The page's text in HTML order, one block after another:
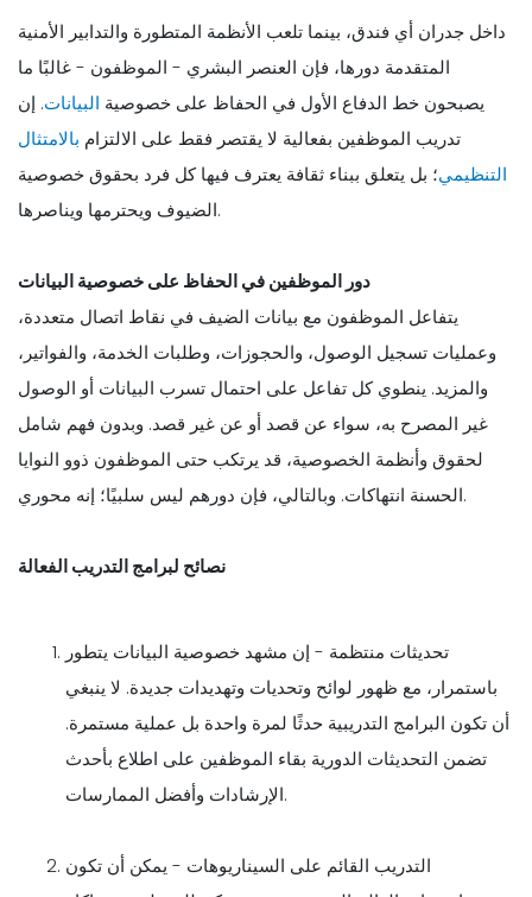
داخل جدران أي فندق، بينما تلعب الأنظمة المتطورة والتدابير الأمنية
المتقدمة دورها، فإن العنصر البشري - الموظفون - غالبًا ما
يصبحون خط الدفاع الأول في الحفاظ على خصوصية البيانات. إن
تدريب الموظفين بفعالية لا يقتصر فقط على الالتزام بالامتثال
التنظيمي؛ بل يتعلق ببناء ثقافة يعترف فيها كل فرد بحقوق خصوصية
الضيوف ويحترمها ويناصرها.
دور الموظفين في الحفاظ على خصوصية البيانات
يتفاعل الموظفون مع بيانات الضيف في نقاط اتصال متعددة،
وعمليات تسجيل الوصول، والحجوزات، وطلبات الخدمة، والفواتير،
والمزيد. ينطوي كل تفاعل على احتمال تسرب البيانات أو الوصول
غير المصرح به، سواء عن قصد أو عن غير قصد. وبدون فهم شامل
لحقوق وأنظمة الخصوصية، قد يرتكب حتى الموظفون ذوو النوايا
الحسنة انتهاكات. وبالتالي، فإن دورهم ليس سلبيًا؛ إنه محوري.
نصائح لبرامج التدريب الفعالة
تحديثات منتظمة - إن مشهد خصوصية البيانات يتطور
باستمرار، مع ظهور لوائح وتحديات وتهديدات جديدة. لا ينبغي
أن تكون البرامج التدريبية حدثًا لمرة واحدة بل عملية مستمرة.
تضمن التحديثات الدورية بقاء الموظفين على اطلاع بأحدث
الإرشادات وأفضل الممارسات.
التدريب القائم على السيناريوهات - يمكن أن تكون